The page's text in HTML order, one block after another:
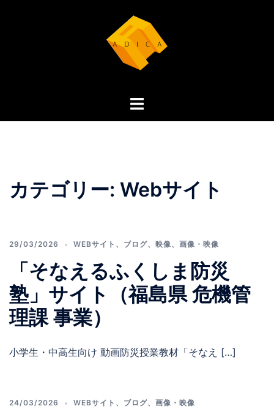
キ
ト
ュ
ー
カテゴリー: Webサイト
29/03/2026 WEBサイト 、 ブログ、 映像、 画像・映像
「そなえるふくしま防災
塾」サイト（福島県 危機管
理課 事業）
小学生・中高生向け 動画防災授業教材「そなえ […]
24/03/2026 WEBサイト 、 ブログ、 画像・映像